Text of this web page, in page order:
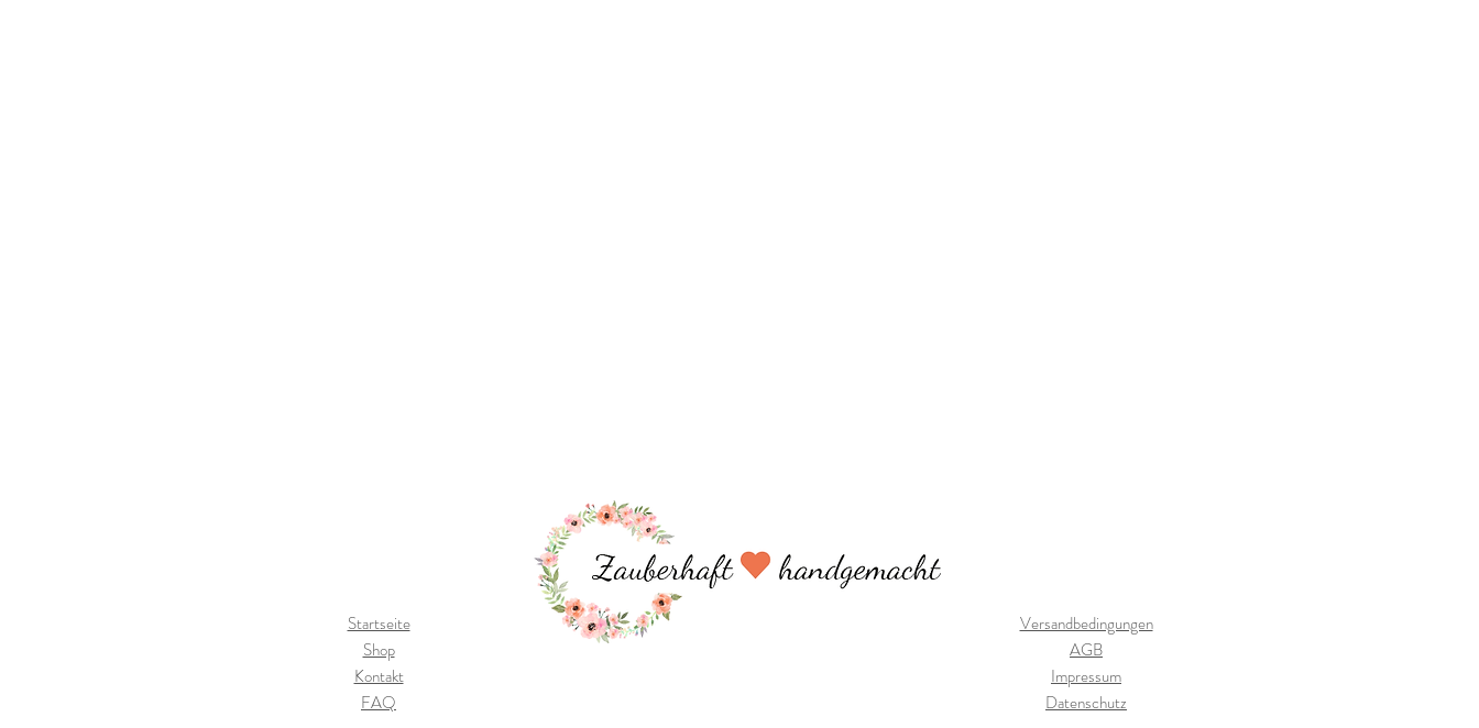
Startseite
Shop
Kontakt
FAQ
Versandbedingungen
AGB
Impressum
Datenschutz